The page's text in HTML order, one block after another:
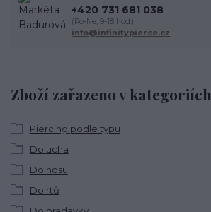
Zboží zařazeno v kategoriích
Piercing podle typu
Do ucha
Do nosu
Do rtů
+420 731 681 038
(Po-Ne, 9-18 hod.)
info@infinitypierce.cz